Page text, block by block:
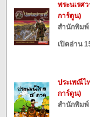
พระนเรศ
การ์ตูน)
สำนักพิม
เปิดอ่าน
ประเพณีไ
การ์ตูน)
สำนักพิม